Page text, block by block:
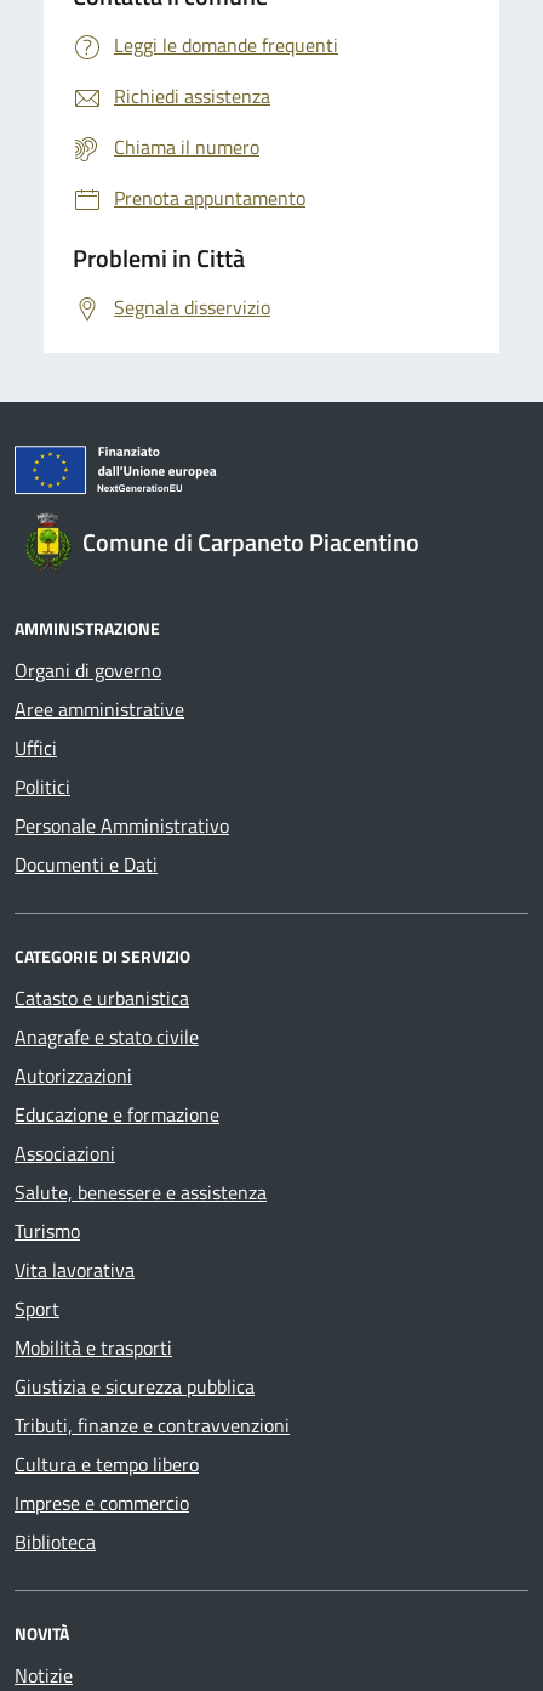
Leggi le domande frequenti
Richiedi assistenza
Chiama il numero
Prenota appuntamento
Problemi in Città
Segnala disservizio
Comune di Carpaneto Piacentino
AMMINISTRAZIONE
Organi di governo
Aree amministrative
Uffici
Politici
Personale Amministrativo
Documenti e Dati
CATEGORIE DI SERVIZIO
Catasto e urbanistica
Anagrafe e stato civile
Autorizzazioni
Educazione e formazione
Associazioni
Salute, benessere e assistenza
Turismo
Vita lavorativa
Sport
Mobilità e trasporti
Giustizia e sicurezza pubblica
Tributi, finanze e contravvenzioni
Cultura e tempo libero
Imprese e commercio
Biblioteca
NOVITÀ
Notizie